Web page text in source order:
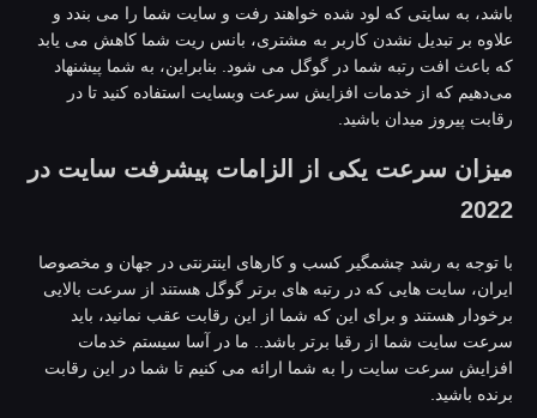
به سایتی که لود شده خواهند رفت و سایت شما را می بندد و
بر تبدیل نشدن کاربر به مشتری، بانس ریت شما کاهش می یابد
باعث افت رتبه شما در گوگل می شود. بنابراین، به شما پیشنهاد
که از خدمات افزایش سرعت وبسایت استفاده کنید تا در
پیروز میدان باشید.
سرعت یکی از الزامات پیشرفت سایت در
توجه به رشد چشمگیر کسب و کارهای اینترنتی در جهان و مخصوصا
سایت هایی که در رتبه های برتر گوگل هستند از سرعت بالایی
هستند و برای این که شما از این رقابت عقب نمانید، باید
سایت شما از رقبا برتر باشد.. ما در آسا سیستم خدمات
سرعت سایت را به شما ارائه می کنیم تا شما در این رقابت
باشید.